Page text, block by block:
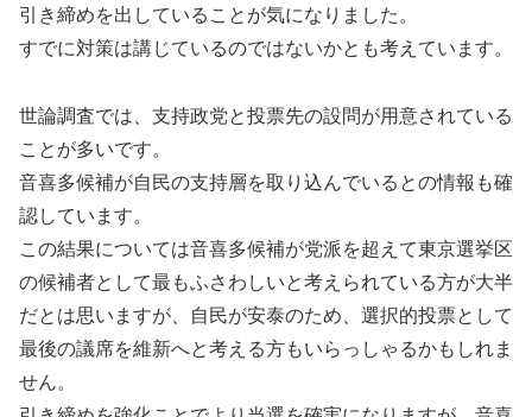
引き締めを出していることが気になりました。
すでに対策は講じているのではないかとも考えています。
世論調査では、支持政党と投票先の設問が用意されている
ことが多いです。
音喜多候補が自民の支持層を取り込んでいるとの情報も確
認しています。
この結果については音喜多候補が党派を超えて東京選挙区
の候補者として最もふさわしいと考えられている方が大半
だとは思いますが、自民が安泰のため、選択的投票として
最後の議席を維新へと考える方もいらっしゃるかもしれま
せん。